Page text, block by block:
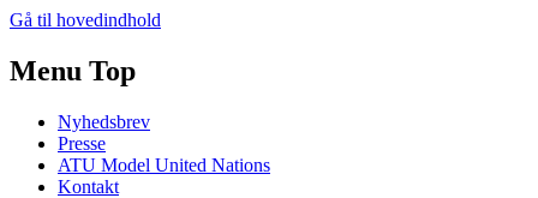
Gå til hovedindhold
Menu Top
Nyhedsbrev
Presse
ATU Model United Nations
Kontakt